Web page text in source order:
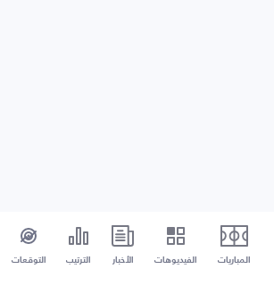
المباريات الفيديوهات الأخبار الترتيب التوقعات